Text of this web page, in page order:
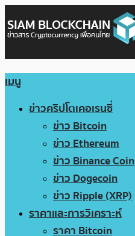
เมนู
ข่าวคริปโตเคอเรนซี่
ข่าว Bitcoin
ข่าว Ethereum
ข่าว Binance Coin
ข่าว Dogecoin
ข่าว Ripple (XRP)
ราคาและการวิเคราะห์
ราคา Bitcoin